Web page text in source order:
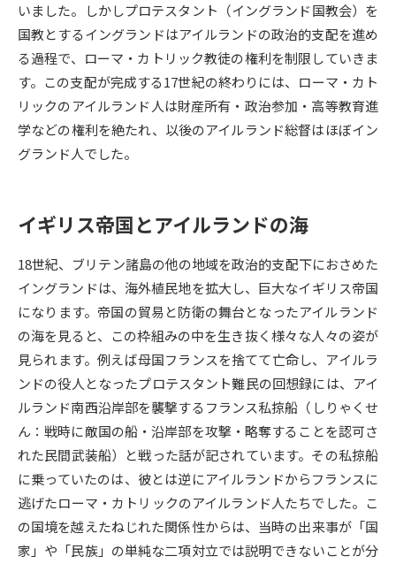
大学研究 大学検索
大学で学べる内容や特徴を調べる
新増設大学・学部・学科特集
デジタルパンフレット 進路の３択
新学年スタート号特集ページ
（高3生用）
新学年スタート号特集ページ
（高2生用）
SELFBRAND特集ページ
オープンキャンパスなどを調べる
オープンキャンパス検索 実施プログラムから探す
来場型・Web型イベント特集 夢ナビライブ
いました。しかしプロテスタント（イングランド国教会）を
国教とするイングランドはアイルランドの政治的支配を進め
る過程で、ローマ・カトリック教徒の権利を制限していきま
す。この支配が完成する17世紀の終わりには、ローマ・カト
リックのアイルランド人は財産所有・政治参加・高等教育進
学などの権利を絶たれ、以後のアイルランド総督はほぼイン
グランド人でした。
イギリス帝国とアイルランドの海
18世紀、ブリテン諸島の他の地域を政治的支配下におさめた
イングランドは、海外植民地を拡大し、巨大なイギリス帝国
になります。帝国の貿易と防衛の舞台となったアイルランド
の海を見ると、この枠組みの中を生き抜く様々な人々の姿が
見られます。例えば母国フランスを捨てて亡命し、アイルラ
ンドの役人となったプロテスタント難民の回想録には、アイ
ルランド南西沿岸部を襲撃するフランス私掠船（しりゃくせ
ん：戦時に敵国の船・沿岸部を攻撃・略奪することを認可さ
れた民間武装船）と戦った話が記されています。その私掠船
に乗っていたのは、彼とは逆にアイルランドからフランスに
逃げたローマ・カトリックのアイルランド人たちでした。こ
の国境を越えたねじれた関係性からは、当時の出来事が「国
家」や「民族」の単純な二項対立では説明できないことが分